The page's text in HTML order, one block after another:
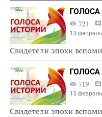
721
13
Свидетели эпохи
719
13
Свидетели эпохи